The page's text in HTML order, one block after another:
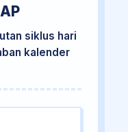
siklus hari
kalender